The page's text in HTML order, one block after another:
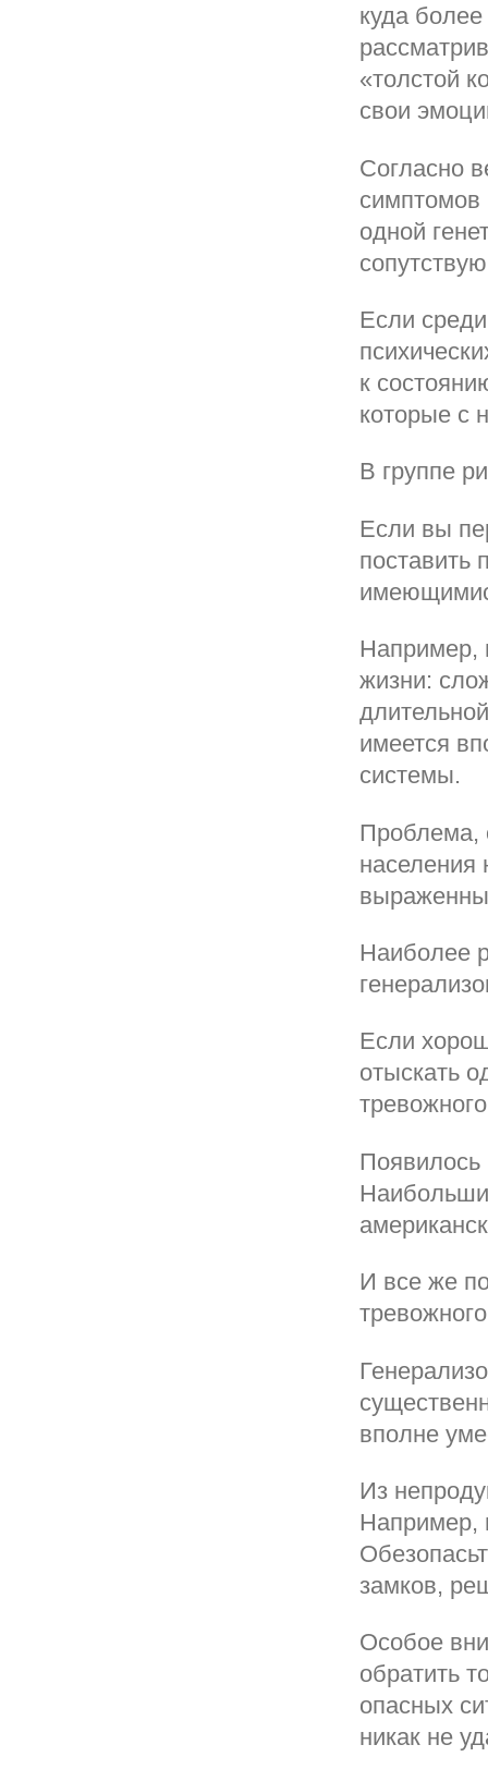
куда
«толстой
свои
Согласно
симптомов
одной
Если
к
которые с
В группе
Если вы
поставить
Например,
жизни:
имеется
системы.
Проблема,
Наиболее
Если
отыскать
Появилось
И все же
вполне
Из
Например,
замков,
Особое
обратить
опасных
никак не